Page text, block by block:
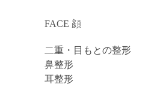
FACE 顔
二重・目もとの整形
鼻整形
耳整形